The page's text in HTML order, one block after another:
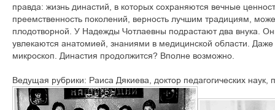
правда: жизнь династий, в которых сохраняются вечные
преемственность поколений, верность лучшим традициям,
плодотворной. У Надежды Чотлаевны подрастают два внука.
увлекаются анатомией, знаниями в медицинской области.
микроскоп. Династия продолжится? Вполне возможно.
Ведущая рубрики: Раиса Дякиева, доктор педагогических наук,